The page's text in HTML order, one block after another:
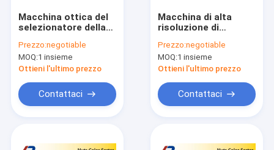
Macchina ottica del
selezionatore della
selezionatore di
colore del grano una
garanzia di anno
Prezzo:negotiable
MOQ:1 insieme
Ottieni l'ultimo prezzo
Contattaci
Macchina di alta
risoluzione di
dell'anacardio del
vaglio dell'arachide
Prezzo:negotiable
MOQ:1 insieme
Ottieni l'ultimo prezzo
Contattaci